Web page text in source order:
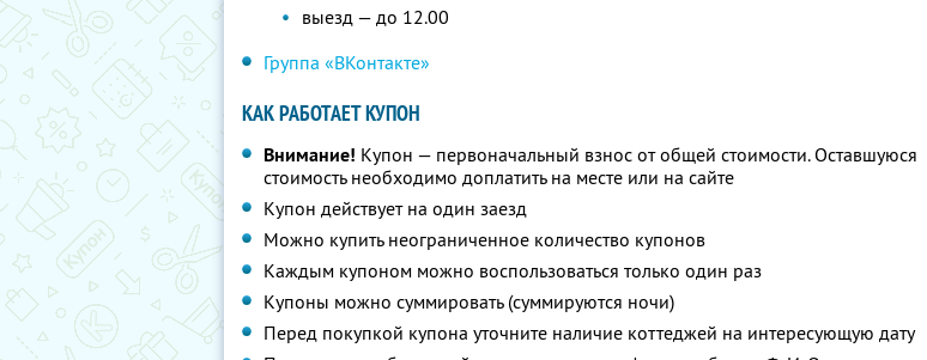
выезд — до 12.00
Группа «ВКонтакте»
КАК РАБОТАЕТ КУПОН
Внимание! Купон — первоначальный взнос от общей стоимости. Оставшуюся
стоимость необходимо доплатить на месте или на сайте
Купон действует на один заезд
Можно купить неограниченное количество купонов
Каждым купоном можно воспользоваться только один раз
Купоны можно суммировать (суммируются ночи)
Перед покупкой купона уточните наличие коттеджей на интересующую дату